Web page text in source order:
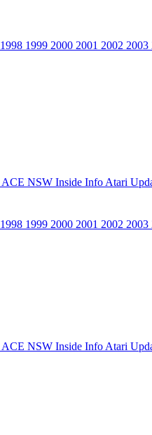
1998 1999 2000 2001 2002 2003
ACE NSW Inside Info Atari
1998 1999 2000 2001 2002 2003
ACE NSW Inside Info Atari